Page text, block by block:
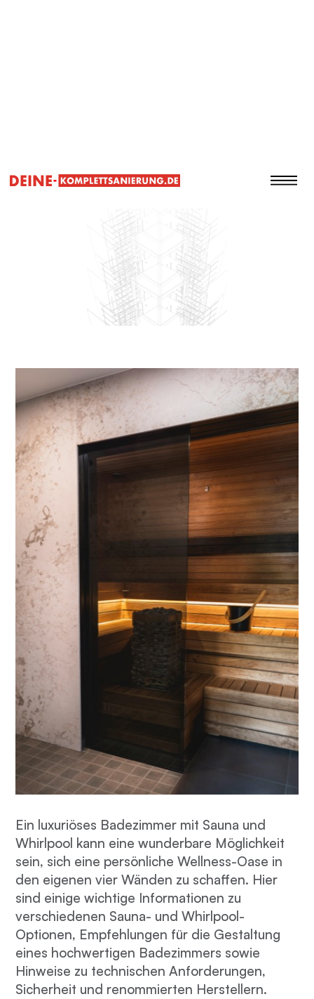
Ein luxuriöses Badezimmer mit Sauna und
Whirlpool kann eine wunderbare Möglichkeit
sein, sich eine persönliche Wellness-Oase in
den eigenen vier Wänden zu schaffen. Hier
sind einige wichtige Informationen zu
verschiedenen Sauna- und Whirlpool-
Optionen, Empfehlungen für die Gestaltung
eines hochwertigen Badezimmers sowie
Hinweise zu technischen Anforderungen,
Sicherheit und renommierten Herstellern.